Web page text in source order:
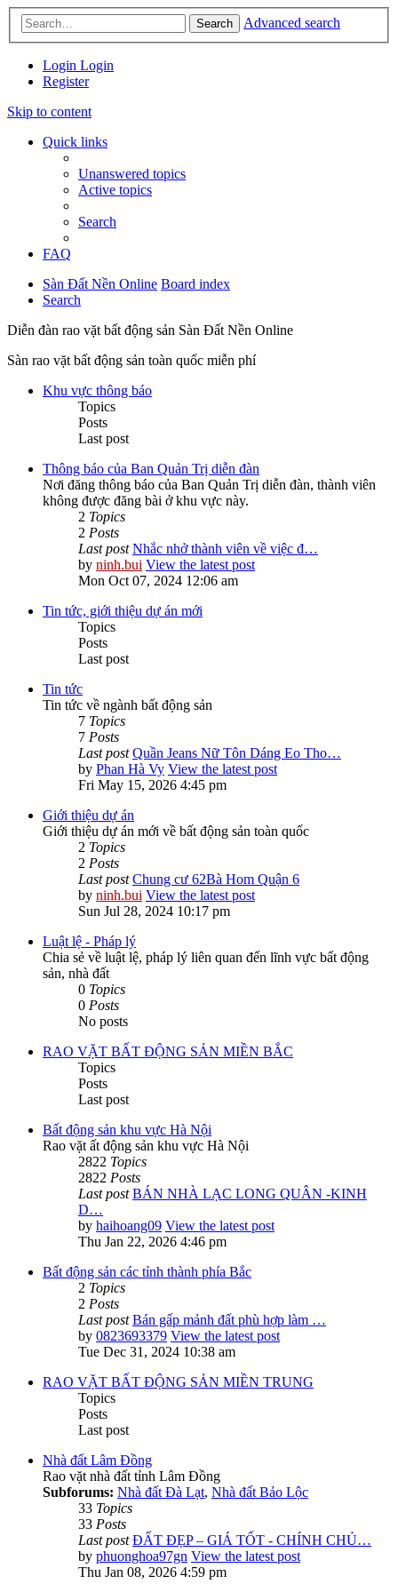
Search Advanced search
Login Login
Register
Skip to content
Quick links
Unanswered topics
Active topics
Search
FAQ
Sàn Đất Nền Online Board index
Search
Diễn đàn rao vặt bất động sản Sàn Đất Nền Online
Sàn rao vặt bất động sản toàn quốc miễn phí
Khu vực thông báo
Topics
Posts
Last post
Thông báo của Ban Quản Trị diễn đàn
Nơi đăng thông báo của Ban Quản Trị diễn đàn, thành viên
không được đăng bài ở khu vực này.
2 Topics
2 Posts
Last post Nhắc nhở thành viên về việc đ…
by ninh.bui View the latest post
Mon Oct 07, 2024 12:06 am
Tin tức, giới thiệu dự án mới
Topics
Posts
Last post
Tin tức
Tin tức về ngành bất động sản
7 Topics
7 Posts
Last post Quần Jeans Nữ Tôn Dáng Eo Tho…
by Phan Hà Vy View the latest post
Fri May 15, 2026 4:45 pm
Giới thiệu dự án
Giới thiệu dự án mới về bất động sản toàn quốc
2 Topics
2 Posts
Last post Chung cư 62Bà Hom Quận 6
by ninh.bui View the latest post
Sun Jul 28, 2024 10:17 pm
Luật lệ - Pháp lý
Chia sẻ về luật lệ, pháp lý liên quan đến lĩnh vực bất động
sản, nhà đất
0 Topics
0 Posts
No posts
RAO VẶT BẤT ĐỘNG SẢN MIỀN BẮC
Topics
Posts
Last post
Bất động sản khu vực Hà Nội
Rao vặt ất động sản khu vực Hà Nội
2822 Topics
2822 Posts
Last post BÁN NHÀ LẠC LONG QUÂN -KINH
D…
by haihoang09 View the latest post
Thu Jan 22, 2026 4:46 pm
Bất động sản các tỉnh thành phía Bắc
2 Topics
2 Posts
Last post Bán gấp mảnh đất phù hợp làm …
by 0823693379 View the latest post
Tue Dec 31, 2024 10:38 am
RAO VẶT BẤT ĐỘNG SẢN MIỀN TRUNG
Topics
Posts
Last post
Nhà đất Lâm Đồng
Rao vặt nhà đất tỉnh Lâm Đồng
Subforums: Nhà đất Đà Lạt, Nhà đất Bảo Lộc
33 Topics
33 Posts
Last post ĐẤT ĐẸP – GIÁ TỐT - CHÍNH CHỦ…
by phuonghoa97gn View the latest post
Thu Jan 08, 2026 4:59 pm